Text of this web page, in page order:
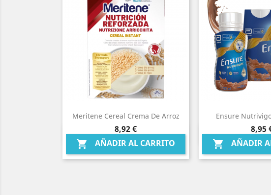
Meritene Cereal Crema De Arroz
Precio
8,92 €
 AÑADIR AL CARRITO
Vista rápida
Ensure
8,95
 AÑADIR
Vista